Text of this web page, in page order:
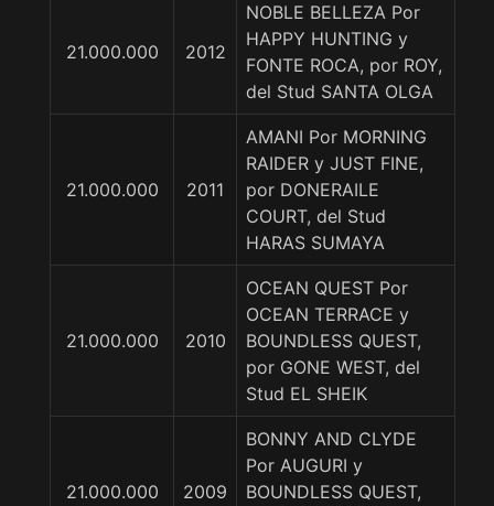
21.000.000 2012
NOBLE BELLEZA Por
HAPPY HUNTING y
FONTE ROCA, por ROY,
del Stud SANTA OLGA
21.000.000 2011
AMANI Por MORNING
RAIDER y JUST FINE,
por DONERAILE
COURT, del Stud
HARAS SUMAYA
21.000.000 2010
OCEAN QUEST Por
OCEAN TERRACE y
BOUNDLESS QUEST,
por GONE WEST, del
Stud EL SHEIK
21.000.000 2009
BONNY AND CLYDE
Por AUGURI y
BOUNDLESS QUEST,